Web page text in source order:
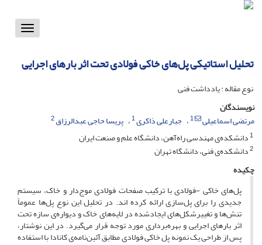
Toggle
تحلیل استاتیکی پل‌های خاکی فولادی تحت اثر بارهای اجرایی
نوع مقاله : یادداشت فنی
نویسندگان
مرتضی اسماعیلی
1 جبارعلی ذاکری1 پریسا حاجی عبدالرزاق2
1دانشکده‌ی مهندسی راه‌آهن، دانشگاه علم و صنعت ایران
2دانشکده‌ی فنی، دانشگاه تهران
چکیده
پل‌های خاکی -فولادی با ترکیب صفحات فولادی موج‌دار و خاک، سیستم
جدیدی را برای پل‌سازی ارائه کرده اند. در تحلیل این نوع پل‌ها عموماً
تنش‌ها و تغییرشکل‌های ایجادشده در لایه‌های خاک و دیواره‌ی سازه تحت
اثر بارهای اجرایی و بهره‌برداری مورد توجه قرار می‌گیرد. در این نوشتار،
پس از طراحی یک نمونه پل خاکی فولادی مطابق آئین‌نامه‌ی کانادا با استفاده